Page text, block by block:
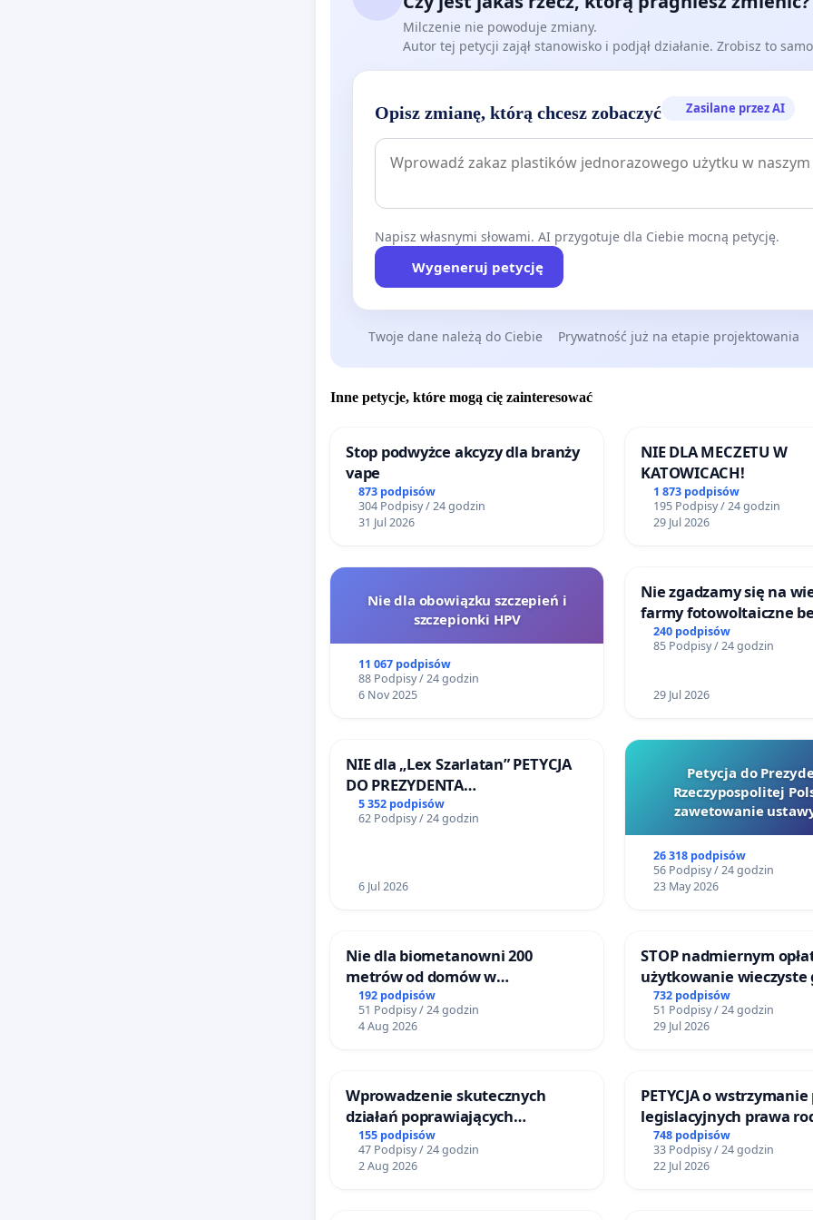
Milczenie nie powoduje zmiany.
Autor tej petycji zajął stanowisko i podjął działanie. Zrobisz to
Opisz zmianę, którą chcesz zobaczyć Zasilane przez AI
Napisz własnymi słowami. AI przygotuje dla Ciebie mocną petycję.
Wygeneruj petycję
Twoje dane należą do Ciebie Prywatność już na etapie projektowania
Inne petycje, które mogą cię zainteresować
Stop podwyżce akcyzy dla branży
vape
873 podpisów
304 Podpisy / 24 godzin
31 Jul 2026
NIE DLA MECZETU W
KATOWICACH!
1 873 podpisów
195 Podpisy / 24 godzin
29 Jul 2026
Nie dla obowiązku szczepień i
szczepionki HPV
11 067 podpisów
88 Podpisy / 24 godzin
6 Nov 2025
Nie zgadzamy się na
farmy fotowoltaiczne
rzetelnych analiz i
mieszkańców
240 podpisów
85 Podpisy / 24 godzin
29 Jul 2026
NIE dla „Lex Szarlatan” PETYCJA
DO PREZYDENTA
RZECZYPOSPOLITEJ POLSKIEJ
5 352 podpisów
62 Podpisy / 24 godzin
6 Jul 2026
Petycja do
Rzeczypospolitej
zawetowanie
26 318 podpisów
56 Podpisy / 24 godzin
23 May 2026
Nie dla biometanowni 200
metrów od domów w
Biernatkach, gm. Wądroże
Wielkie
192 podpisów
51 Podpisy / 24 godzin
4 Aug 2026
STOP nadmiernym
użytkowanie
zajmowanych przez
ogrody działkowe.
732 podpisów
51 Podpisy / 24 godzin
29 Jul 2026
Wprowadzenie skutecznych
działań poprawiających
bezpieczeństwo na ulicy
Żeromskiego w Otwocku
155 podpisów
47 Podpisy / 24 godzin
2 Aug 2026
PETYCJA o
legislacyjnych prawa
narażających ofiary
748 podpisów
33 Podpisy / 24 godzin
22 Jul 2026